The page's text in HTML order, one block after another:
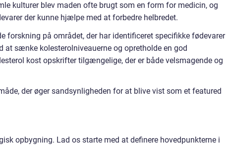
kulturer blev maden ofte brugt som en form for medicin, og
der kunne hjælpe med at forbedre helbredet.
forskning på området, der har identificeret specifikke fødevarer
sænke kolesterolniveauerne og opretholde en god
kost opskrifter tilgængelige, der er både velsmagende og
der øger sandsynligheden for at blive vist som et featured
opbygning. Lad os starte med at definere hovedpunkterne i